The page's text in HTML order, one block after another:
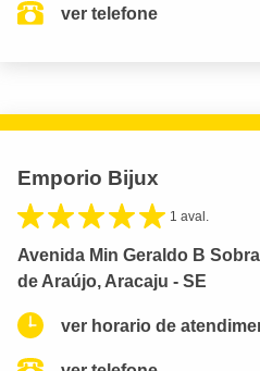
ver telefone
Emporio Bijux
1 aval.
Avenida Min Geraldo B
de Araújo, Aracaju - SE
ver horario de